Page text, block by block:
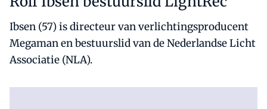
Ibsen (57) is directeur van verlichtingsproducent
Megaman en bestuurslid van de Nederlandse Licht
Associatie (NLA).